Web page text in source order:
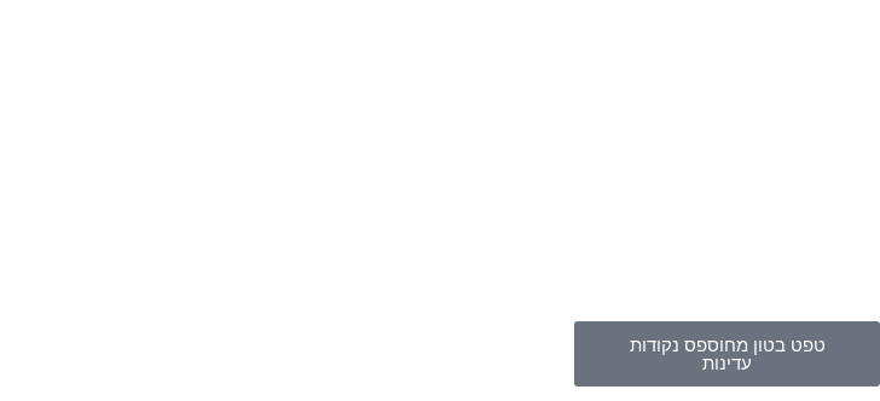
טפט בטון מחוספס נקודות
עדינות